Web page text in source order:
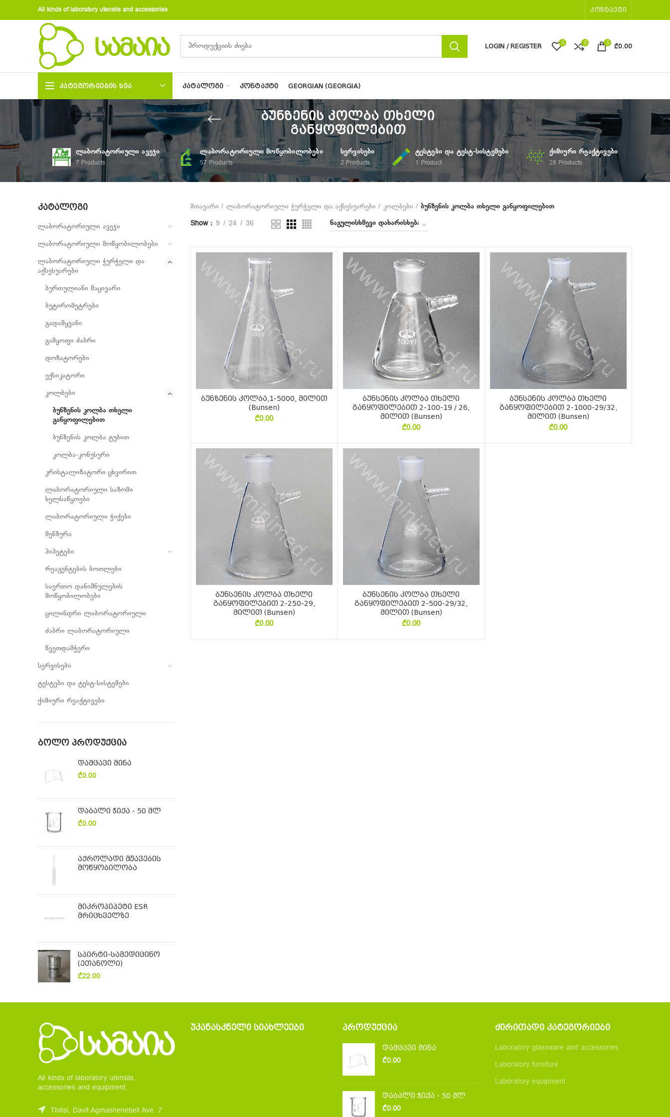
All kinds of laboratory utensils and accessories ᲙᲝᲜᲢᲐᲥᲢᲘ
LOGIN / REGISTER 0 0 0 ₾0.00
ᲙᲐᲢᲔᲒᲝᲠᲘᲔᲑᲘᲡ ᲡᲘᲐ ᲙᲐᲢᲐᲚᲝᲒᲘ ᲙᲝᲜᲢᲐᲥᲢᲘ GEORGIAN (GEORGIA)
ბუნზენის კოლბა თხელი
განყოფილებით
ᲚᲐᲑᲝᲠᲐᲢᲝᲠᲘᲣᲚᲘ ᲐᲕᲔᲯᲘ
7 Products
ᲚᲐᲑᲝᲠᲐᲢᲝᲠᲘᲣᲚᲘ ᲛᲝᲬᲧᲝᲑᲘᲚᲝᲑᲔᲑᲘ
57 Products
ᲡᲔᲠᲕᲘᲡᲔᲑᲘ
2 Products
ᲢᲔᲡᲢᲔᲑᲘ ᲓᲐ ᲢᲔᲡᲢ-ᲡᲘᲡᲢᲔᲛᲔᲑᲘ
1 Product
ᲥᲘᲛᲘᲣᲠᲘ ᲠᲔᲐᲥᲢᲘᲕᲔᲑᲘ
28 Products
ᲙᲐᲢᲐᲚᲝᲒᲘ
ლაბორატორიული ავეჯი
ლაბორატორიული მოწყობილობები
ლაბორატორიული ჭურჭელი და
აქსესუარები
ბურთულიანი მაცივარი
ბუტირომეტრები
გადამყვანი
გამყოფი ძაბრი
დოზატორები
ექსიკატორი
კოლბები
ბუნზენის კოლბა თხელი
განყოფილებით
ბუნზენის კოლბა ტუბით
კოლბა-კონუსური
კრისტალიზატორი ცხვირით
ლაბორატორიული საზომი
ხელსაწყოები
ლაბორატორიული ჭიქები
მენზურა
პიპეტები
რეაგენტების ბოთლები
საერთო დანიშნულების
მოწყობილობები
ცილინდრი ლაბორატორიული
ძაბრი ლაბორატორიული
წვეთდამჭერი
სერვისები
ტესტები და ტესტ-სისტემები
ქიმიური რეაქტივები
ᲑᲝᲚᲝ ᲞᲠᲝᲓᲣᲥᲪᲘᲐ
დამცავი მინა
₾0.00
დაბალი ჭიქა - 50 მლ
₾0.00
აქროლადი მჟავების
მოწყობილობა
მიკროპიპეტი ESR
მრიცხველზე
სპირტი-სამედიცინო
(ეთანოლი)
₾22.00
მთავარი ლაბორატორიული ჭურჭელი და აქსესუარები კოლბები
ბუნზენის კოლბა თხელი განყოფილებით
Show
9 24 36
ბუნზენის კოლბა,1-5000, მილით
(Bunsen)
₾0.00
ბუნსენის კოლბა თხელი
განყოფილებით 2-100-19 / 26,
მილით (Bunsen)
₾0.00
ბუნსენის კოლბა თხელი
განყოფილებით 2-1000-29/32,
მილით (Bunsen)
₾0.00
ბუნსენის კოლბა თხელი
განყოფილებით 2-250-29,
მილით (Bunsen)
₾0.00
ბუნსენის კოლბა თხელი
განყოფილებით 2-500-29/32,
მილით (Bunsen)
₾0.00
All kinds of laboratory utensils,
accessories and equipment.
Tbilisi, Davit Agmashenebeli Ave. 7
ᲣᲙᲐᲜᲐᲡᲙᲜᲔᲚᲘ ᲡᲘᲐᲮᲚᲔᲔᲑᲘ ᲞᲠᲝᲓᲣᲥᲪᲘᲐ
დამცავი მინა
₾0.00
დაბალი ჭიქა - 50 მლ
₾0.00
ᲫᲘᲠᲘᲗᲐᲓᲘ ᲙᲐᲢᲔᲒᲝᲠᲘᲔᲑᲘ
Laboratory glassware and accessories
Laboratory furniture
Laboratory equipment